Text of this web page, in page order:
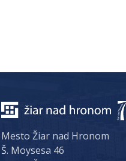
Mesto Žiar nad Hronom
Š. Moysesa 46